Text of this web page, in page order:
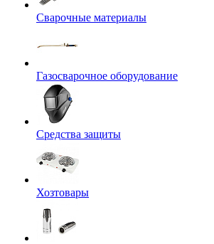
Сварочные материалы
Газосварочное оборудование
Средства защиты
Хозтовары